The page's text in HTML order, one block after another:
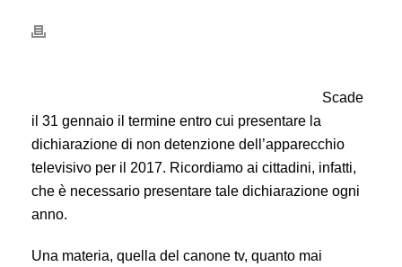
Scade
il 31 gennaio il termine entro cui presentare la
dichiarazione di non detenzione dell’apparecchio
televisivo per il 2017. Ricordiamo ai cittadini, infatti,
che è necessario presentare tale dichiarazione ogni
anno.
Una materia, quella del canone tv, quanto mai